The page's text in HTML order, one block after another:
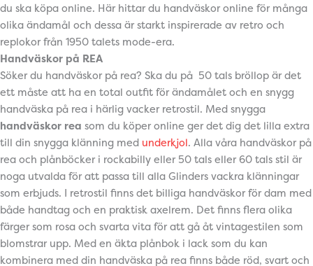
du ska köpa online. Här hittar du handväskor online för många
olika ändamål och dessa är starkt inspirerade av retro och
replokor från 1950 talets mode-era.
Handväskor på REA
Söker du handväskor på rea? Ska du på 50 tals bröllop är det
ett måste att ha en total outfit för ändamålet och en snygg
handväska på rea i härlig vacker retrostil. Med snygga
handväskor rea som du köper online ger det dig det lilla extra
till din snygga klänning med underkjol. Alla våra handväskor på
rea och plånböcker i rockabilly eller 50 tals eller 60 tals stil är
noga utvalda för att passa till alla Glinders vackra klänningar
som erbjuds. I retrostil finns det billiga handväskor för dam med
både handtag och en praktisk axelrem. Det finns flera olika
färger som rosa och svarta vita för att gå åt vintagestilen som
blomstrar upp. Med en äkta plånbok i lack som du kan
kombinera med din handväska på rea finns både röd, svart och